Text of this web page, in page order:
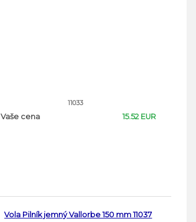
11033
Vaše cena 15.52 EUR
Vola Pilník jemný Vallorbe 150 mm 11037